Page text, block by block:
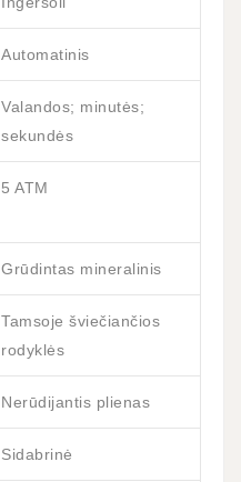
Automatinis
Valandos; minutės;
sekundės
5 ATM
Grūdintas mineralinis
Tamsoje šviečiančios
rodyklės
Nerūdijantis plienas
Sidabrinė